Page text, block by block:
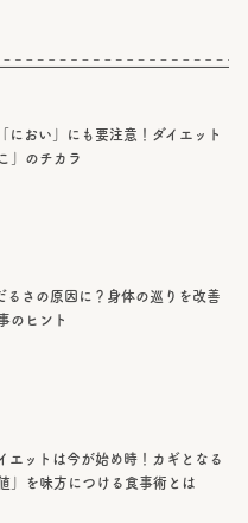
におい」にも要注意！ダイエット
」のチカラ
るさの原因に？身体の巡りを改善
のヒント
エットは今が始め時！カギとなる
」を味方につける食事術とは